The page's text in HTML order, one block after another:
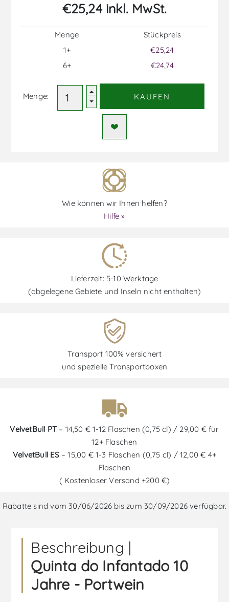
€25,24 inkl. MwSt.
Menge
1+
6+
Stückpreis
€25,24
€24,74
Menge: KAUFEN
Wie können wir Ihnen helfen?
Hilfe »
Lieferzeit: 5-10 Werktage
(abgelegene Gebiete und Inseln nicht enthalten)
Transport 100% versichert
und spezielle Transportboxen
VelvetBull PT – 14,50 € 1-12 Flaschen (0,75 cl) / 29,00 € für
12+ Flaschen
VelvetBull ES– 15,00 € 1-3 Flaschen (0,75 cl) / 12,00 € 4+
Flaschen
( Kostenloser Versand +200 €)
Rabatte sind vom 30/06/2026 bis zum 30/09/2026 verfügbar.
Beschreibung |
Quinta do Infantado 10
Jahre - Portwein